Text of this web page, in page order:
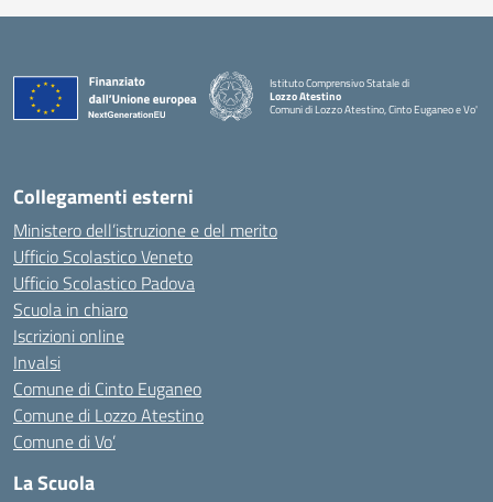
Istituto Comprensivo Statale di
Lozzo Atestino
Comuni di Lozzo Atestino, Cinto Euganeo e Vo'
— Visita la pagina iniziale della scuola
Collegamenti esterni
Ministero dell’istruzione e del merito
Ufficio Scolastico Veneto
Ufficio Scolastico Padova
Scuola in chiaro
Iscrizioni online
Invalsi
Comune di Cinto Euganeo
Comune di Lozzo Atestino
Comune di Vo’
La Scuola